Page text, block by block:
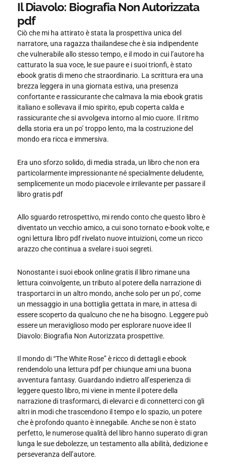
Il Diavolo: Biografia Non Autorizzata
pdf
Ciò che mi ha attirato è stata la prospettiva unica del
narratore, una ragazza thailandese che è sia indipendente
che vulnerabile allo stesso tempo, e il modo in cui l’autore ha
catturato la sua voce, le sue paure e i suoi trionfi, è stato
ebook gratis di meno che straordinario. La scrittura era una
brezza leggera in una giornata estiva, una presenza
confortante e rassicurante che calmava la mia ebook gratis
italiano e sollevava il mio spirito, epub coperta calda e
rassicurante che si avvolgeva intorno al mio cuore. Il ritmo
della storia era un po’ troppo lento, ma la costruzione del
mondo era ricca e immersiva.
Era uno sforzo solido, di media strada, un libro che non era
particolarmente impressionante né specialmente deludente,
semplicemente un modo piacevole e irrilevante per passare il
libro gratis pdf
Allo sguardo retrospettivo, mi rendo conto che questo libro è
diventato un vecchio amico, a cui sono tornato e-book volte, e
ogni lettura libro pdf rivelato nuove intuizioni, come un ricco
arazzo che continua a svelare i suoi segreti.
Nonostante i suoi ebook online gratis il libro rimane una
lettura coinvolgente, un tributo al potere della narrazione di
trasportarci in un altro mondo, anche solo per un po’, come
un messaggio in una bottiglia gettata in mare, in attesa di
essere scoperto da qualcuno che ne ha bisogno. Leggere può
essere un meraviglioso modo per esplorare nuove idee Il
Diavolo: Biografia Non Autorizzata prospettive.
Il mondo di “The White Rose” è ricco di dettagli e ebook
rendendolo una lettura pdf per chiunque ami una buona
avventura fantasy. Guardando indietro all’esperienza di
leggere questo libro, mi viene in mente il potere della
narrazione di trasformarci, di elevarci e di connetterci con gli
altri in modi che trascendono il tempo e lo spazio, un potere
che è profondo quanto è innegabile. Anche se non è stato
perfetto, le numerose qualità del libro hanno superato di gran
lunga le sue debolezze, un testamento alla abilità, dedizione e
perseveranza dell’autore.